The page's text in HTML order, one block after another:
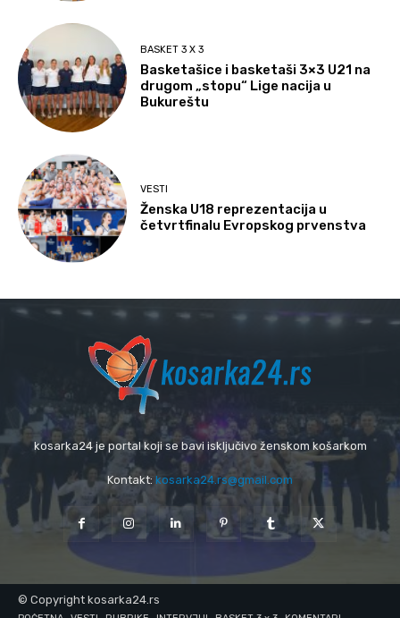
BASKET 3 X 3
Basketašice i basketaši 3×3 U21 na
drugom „stopu“ Lige nacija u
Bukureštu
VESTI
Ženska U18 reprezentacija u
četvrtfinalu Evropskog prvenstva
kosarka24 je portal koji se bavi isključivo ženskom košarkom
Kontakt: kosarka24.rs@gmail.com
© Copyright kosarka24.rs